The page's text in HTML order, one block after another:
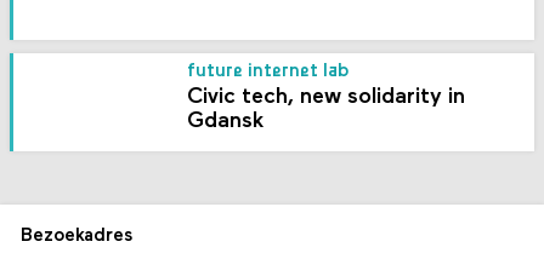
future internet lab
Civic tech, new solidarity in
Gdansk
Bezoekadres